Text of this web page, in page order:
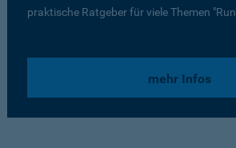
praktische Ratgeber für viele Themen
mehr Infos